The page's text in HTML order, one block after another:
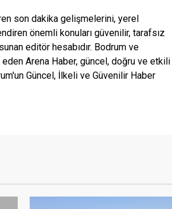
son dakika gelişmelerini, yerel
önemli konuları güvenilir, tarafsız
editör hesabıdır. Bodrum ve
Arena Haber, güncel, doğru ve etkili
Güncel, İlkeli ve Güvenilir Haber